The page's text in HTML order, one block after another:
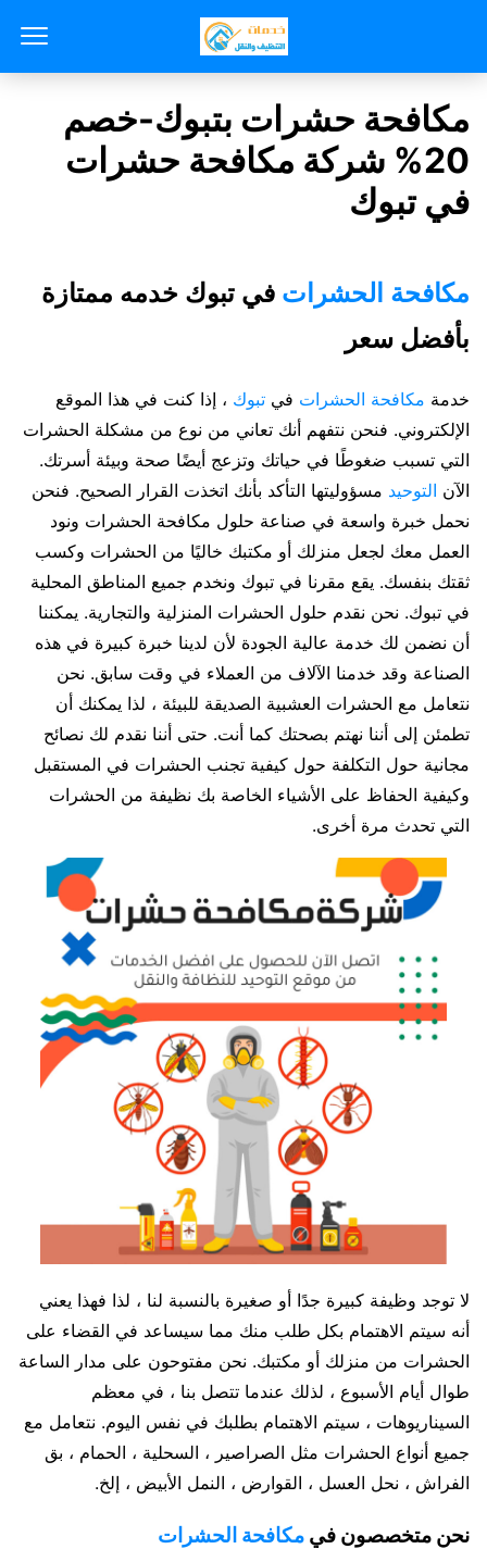
مكافحة حشرات بتبوك-خصم
20% شركة مكافحة حشرات
في تبوك
مكافحة الحشرات في تبوك خدمه ممتازة
بأفضل سعر
خدمة مكافحة الحشرات في تبوك ، إذا كنت في هذا الموقع
الإلكتروني. فنحن نتفهم أنك تعاني من نوع من مشكلة الحشرات
التي تسبب ضغوطًا في حياتك وتزعج أيضًا صحة وبيئة أسرتك.
الآن التوحيد مسؤوليتها التأكد بأنك اتخذت القرار الصحيح. فنحن
نحمل خبرة واسعة في صناعة حلول مكافحة الحشرات ونود
العمل معك لجعل منزلك أو مكتبك خاليًا من الحشرات وكسب
ثقتك بنفسك. يقع مقرنا في تبوك ونخدم جميع المناطق المحلية
في تبوك. نحن نقدم حلول الحشرات المنزلية والتجارية. يمكننا
أن نضمن لك خدمة عالية الجودة لأن لدينا خبرة كبيرة في هذه
الصناعة وقد خدمنا الآلاف من العملاء في وقت سابق. نحن
نتعامل مع الحشرات العشبية الصديقة للبيئة ، لذا يمكنك أن
تطمئن إلى أننا نهتم بصحتك كما أنت. حتى أننا نقدم لك نصائح
مجانية حول التكلفة حول كيفية تجنب الحشرات في المستقبل
وكيفية الحفاظ على الأشياء الخاصة بك نظيفة من الحشرات
التي تحدث مرة أخرى.
لا توجد وظيفة كبيرة جدًا أو صغيرة بالنسبة لنا ، لذا فهذا يعني
أنه سيتم الاهتمام بكل طلب منك مما سيساعد في القضاء على
الحشرات من منزلك أو مكتبك. نحن مفتوحون على مدار الساعة
طوال أيام الأسبوع ، لذلك عندما تتصل بنا ، في معظم
السيناريوهات ، سيتم الاهتمام بطلبك في نفس اليوم. نتعامل مع
جميع أنواع الحشرات مثل الصراصير ، السحلية ، الحمام ، بق
الفراش ، نحل العسل ، القوارض ، النمل الأبيض ، إلخ.
نحن متخصصون في مكافحة الحشرات